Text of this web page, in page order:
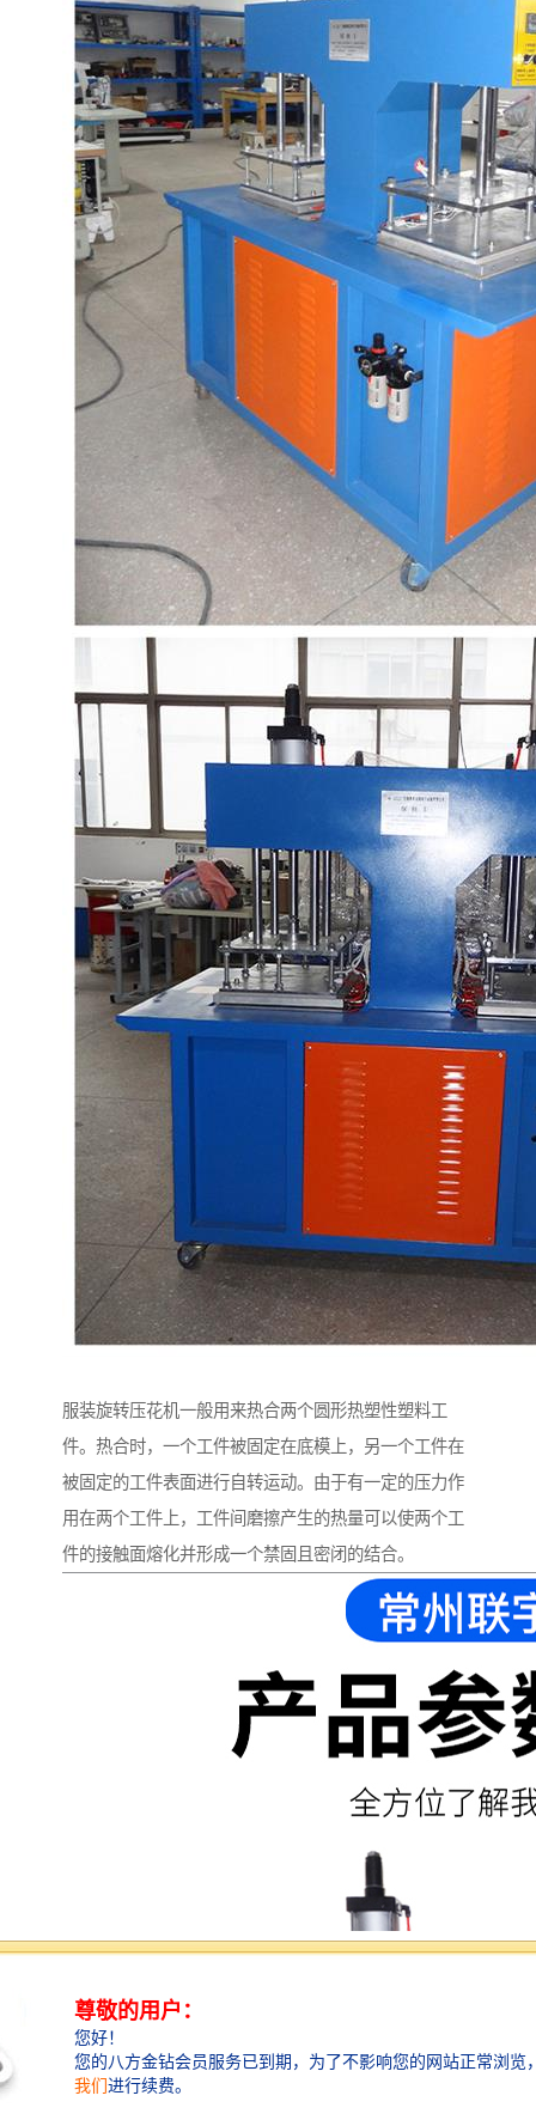
服装旋转压花机一般用来热合两个圆形热塑性塑料工
件。热合时，一个工件被固定在底模上，另一个工件在
被固定的工件表面进行自转运动。由于有一定的压力作
用在两个工件上，工件间磨擦产生的热量可以使两个工
件的接触面熔化并形成一个禁固且密闭的结合。